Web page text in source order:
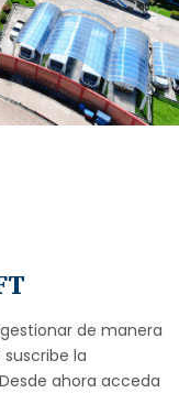
de manera
la
ahora acceda